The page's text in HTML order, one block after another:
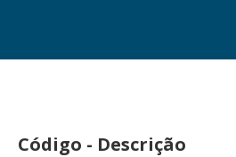
Código - Descrição